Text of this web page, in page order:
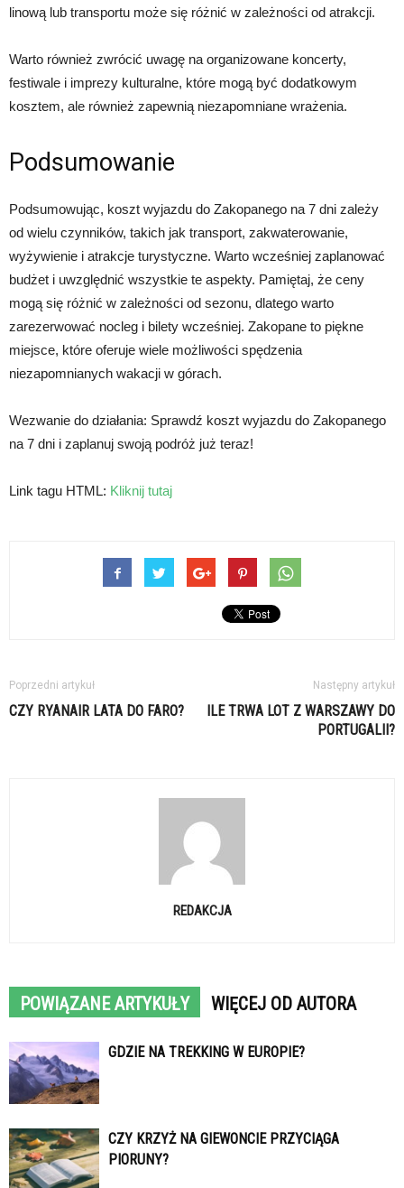
linową lub transportu może się różnić w zależności od atrakcji.
Warto również zwrócić uwagę na organizowane koncerty,
festiwale i imprezy kulturalne, które mogą być dodatkowym
kosztem, ale również zapewnią niezapomniane wrażenia.
Podsumowanie
Podsumowując, koszt wyjazdu do Zakopanego na 7 dni zależy
od wielu czynników, takich jak transport, zakwaterowanie,
wyżywienie i atrakcje turystyczne. Warto wcześniej zaplanować
budżet i uwzględnić wszystkie te aspekty. Pamiętaj, że ceny
mogą się różnić w zależności od sezonu, dlatego warto
zarezerwować nocleg i bilety wcześniej. Zakopane to piękne
miejsce, które oferuje wiele możliwości spędzenia
niezapomnianych wakacji w górach.
Wezwanie do działania: Sprawdź koszt wyjazdu do Zakopanego
na 7 dni i zaplanuj swoją podróż już teraz!
Link tagu HTML: Kliknij tutaj
Poprzedni artykuł
CZY RYANAIR LATA DO FARO?
Następny artykuł
ILE TRWA LOT Z WARSZAWY DO
PORTUGALII?
REDAKCJA
POWIĄZANE ARTYKUŁY WIĘCEJ OD AUTORA
GDZIE NA TREKKING W EUROPIE?
CZY KRZYŻ NA GIEWONCIE PRZYCIĄGA
PIORUNY?